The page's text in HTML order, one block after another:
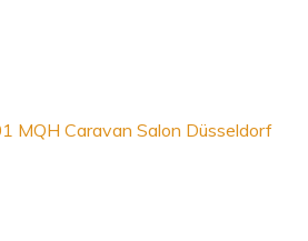
MQH Caravan Salon Düsseldorf